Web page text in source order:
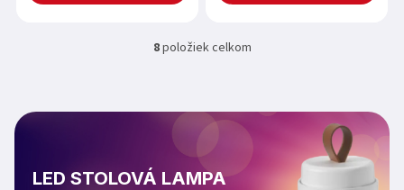
O
i
8položiek celkom
LED STOLOVÁ LAMPA